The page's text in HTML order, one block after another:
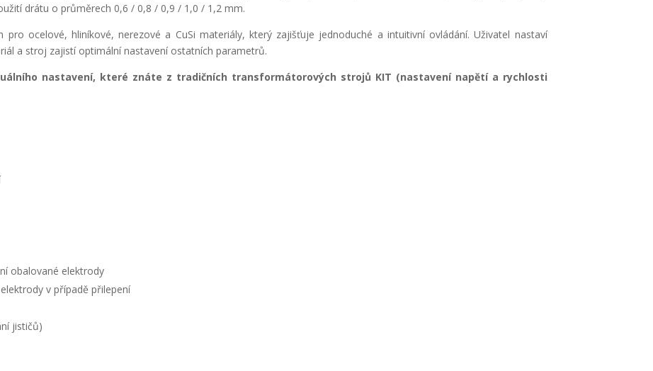
drátu o průměrech 0,6 / 0,8 / 0,9 / 1,0 / 1,2 mm.
pro ocelové, hliníkové, nerezové a CuSi materiály, který zajišťuje jednoduché a intuitivní ovládání. Uživatel nastaví
a stroj zajistí optimální nastavení ostatních parametrů.
nastavení, které znáte z tradičních transformátorových strojů KIT (nastavení napětí a rychlosti
obalované elektrody
v případě přilepení
jističů)